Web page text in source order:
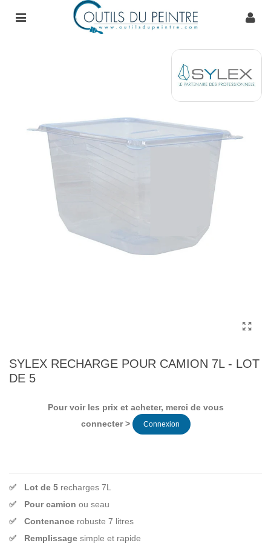
SYLEX RECHARGE POUR CAMION 7L - LOT
DE 5
Pour voir les prix et acheter, merci de vous
connecter >
Connexion
Lot de 5 recharges 7L
Pour camion ou seau
Contenance robuste 7 litres
Remplissage simple et rapide